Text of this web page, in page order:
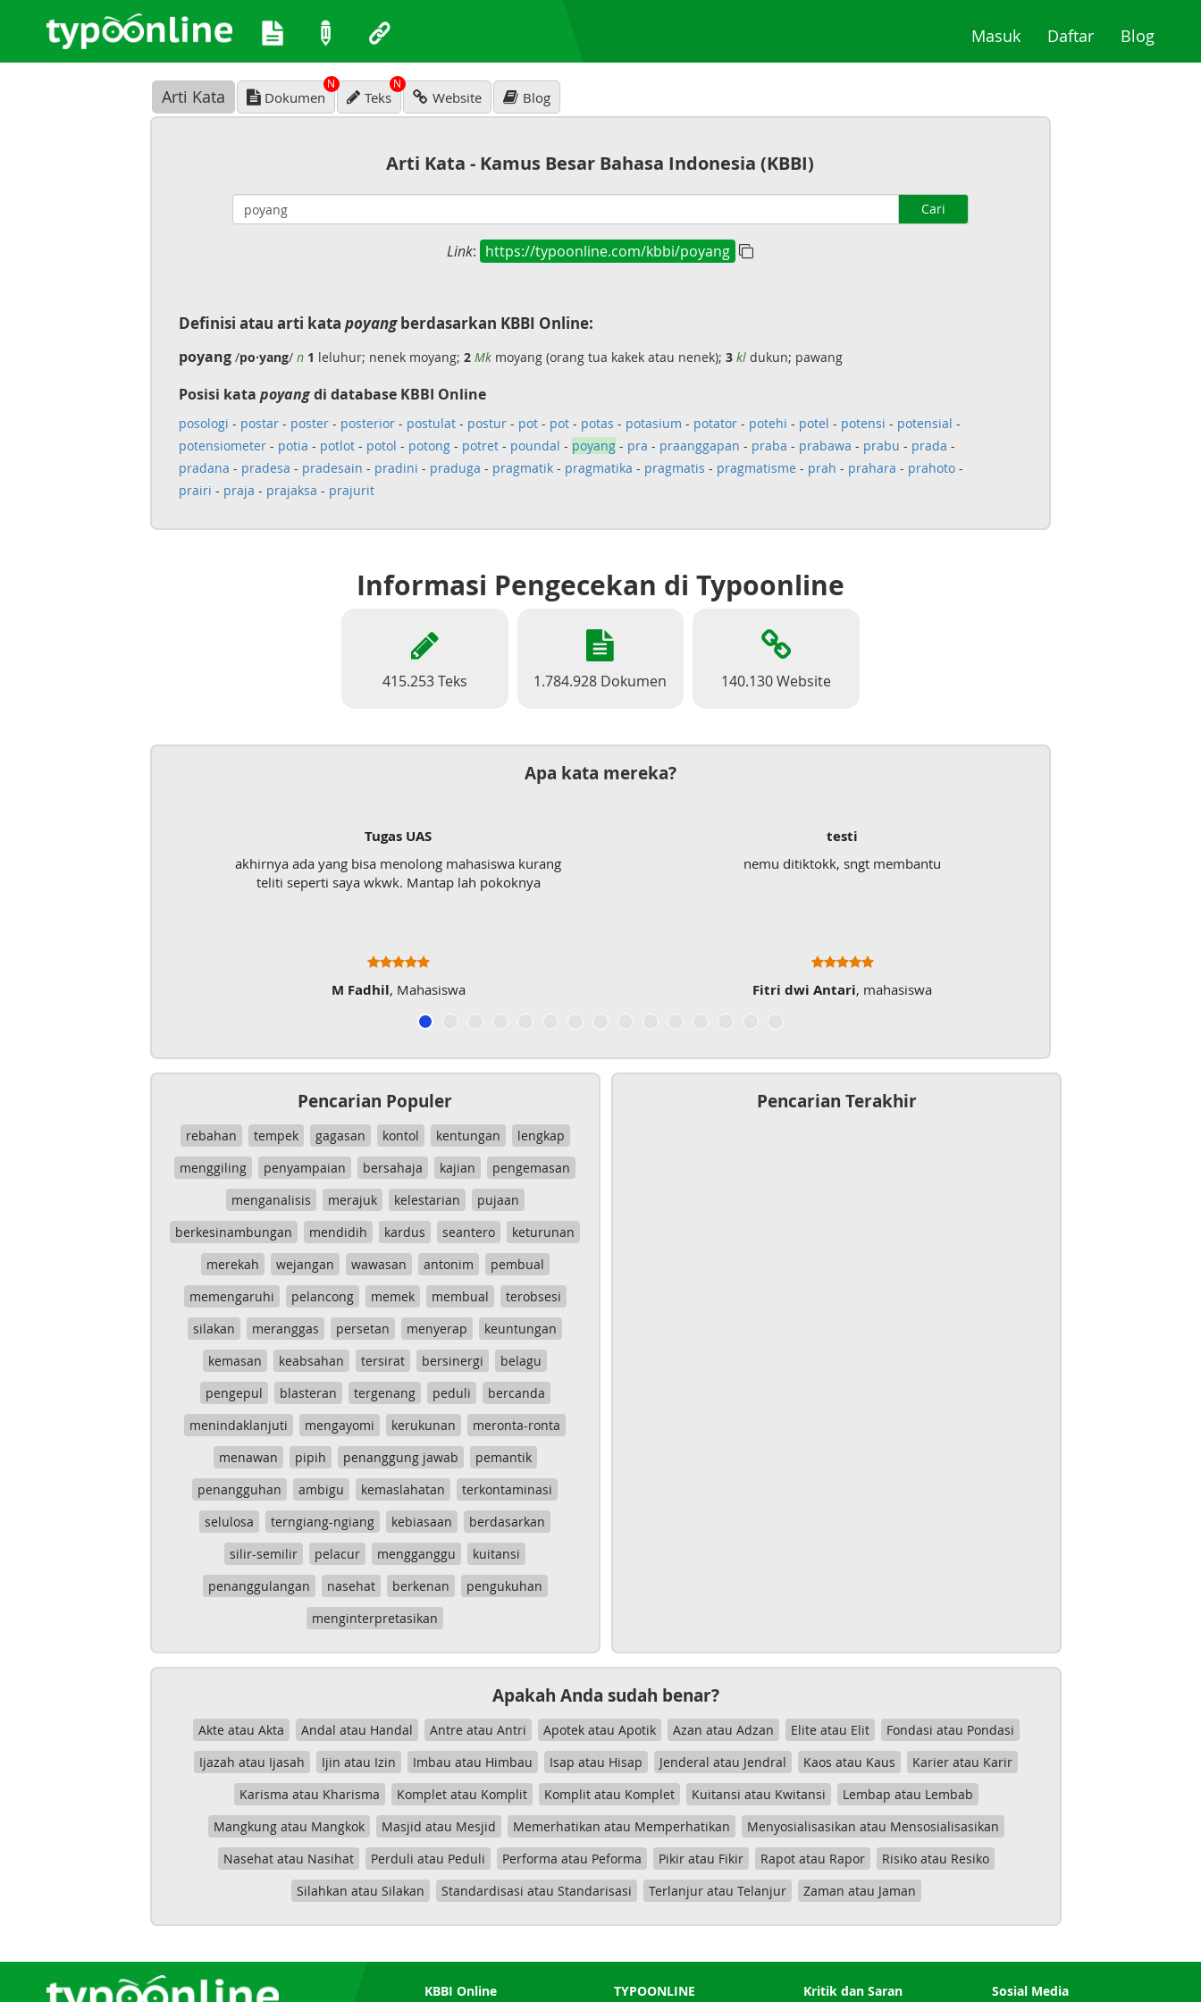
Masuk(current)
Daftar(current)
Blog
Arti Kata Dokumen
N
Teks
N
Website Blog
Arti Kata - Kamus Besar Bahasa Indonesia (KBBI)
Cari
Link: https://typoonline.com/kbbi/poyang
Definisi atau arti kata poyangberdasarkan KBBI Online:
poyang/po·yang/ n 1 leluhur; nenek moyang; 2 Mkmoyang (orang tua kakek atau nenek); 3 kldukun; pawang
Posisi kata poyangdi database KBBI Online
posologi - postar- poster- posterior- postulat- postur- pot- pot- potas - potasium - potator- potehi - potel - potensi - potensial -
potensiometer- potia - potlot- potol - potong- potret- poundal - poyang- pra - praanggapan - praba - prabawa - prabu - prada -
pradana - pradesa - pradesain - pradini - praduga - pragmatik- pragmatika - pragmatis - pragmatisme - prah - prahara - prahoto-
prairi - praja - prajaksa - prajurit
Informasi Pengecekan di Typoonline
415.253 Teks 1.784.928 Dokumen 140.130 Website
Apa kata mereka?
Tugas UAS
akhirnya ada yang bisa menolong mahasiswa kurang
teliti seperti saya wkwk. Mantap lah pokoknya
M Fadhil, Mahasiswa
testi
nemu ditiktokk, sngt membantu
Fitri dwi Antari, mahasiswa
Pencarian Populer
rebahan tempek gagasan kontol kentungan
lengkap
menggiling
penyampaian bersahaja kajian
pengemasan
menganalisis
merajuk kelestarian
pujaan
berkesinambungan
mendidih kardus seantero
keturunan
merekah
wejangan wawasan antonim
pembual
memengaruhi
pelancong memek membual
terobsesi
silakan
meranggas persetan menyerap
keuntungan
kemasan
keabsahan tersirat bersinergi
belagu
pengepul
blasteran tergenang peduli
bercanda
menindaklanjuti
mengayomi kerukunan
meronta-ronta
menawan
pipih penanggung jawab
pemantik
penangguhan
ambigu kemaslahatan
terkontaminasi
selulosa
terngiang-ngiang kebiasaan
berdasarkan
silir-semilir
pelacur mengganggu
kuitansi
penanggulangan
nasehat berkenan
pengukuhan
menginterpretasikan
Pencarian Terakhir
Apakah Anda sudah benar?
Akte atau Akta Andal atau Handal Antre atau Antri Apotek atau Apotik Azan atau Adzan Elite atau Elit
Fondasi atau Pondasi
Ijazah atau Ijasah
Ijin atau Izin Imbau atau Himbau Isap atau Hisap Jenderal atau Jendral Kaos atau Kaus
Karier atau Karir
Karisma atau Kharisma
Komplet atau Komplit Komplit atau Komplet Kuitansi atau Kwitansi
Lembap atau Lembab
Mangkung atau Mangkok
Masjid atau Mesjid Memerhatikan atau Memperhatikan
Menyosialisasikan atau Mensosialisasikan
Nasehat atau Nasihat
Perduli atau Peduli Performa atau Peforma Pikir atau Fikir Rapot atau Rapor
Risiko atau Resiko
Silahkan atau Silakan
Standardisasi atau Standarisasi Terlanjur atau Telanjur Zaman atau Jaman
KBBI Online TYPOONLINE Kritik dan Saran Sosial Media